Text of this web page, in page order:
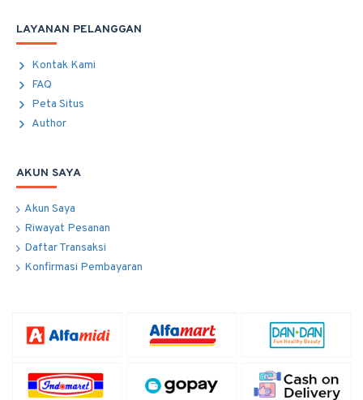
LAYANAN PELANGGAN
Kontak Kami
FAQ
Peta Situs
Author
AKUN SAYA
Akun Saya
Riwayat Pesanan
Daftar Transaksi
Konfirmasi Pembayaran